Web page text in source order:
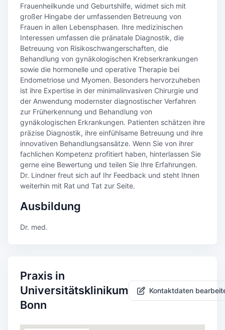
Frauenheilkunde und Geburtshilfe, widmet sich mit
großer Hingabe der umfassenden Betreuung von
Frauen in allen Lebensphasen. Ihre medizinischen
Interessen umfassen die pränatale Diagnostik, die
Betreuung von Risikoschwangerschaften, die
Behandlung von gynäkologischen Krebserkrankungen
sowie die hormonelle und operative Therapie bei
Endometriose und Myomen. Besonders hervorzuheben
ist ihre Expertise in der minimalinvasiven Chirurgie und
der Anwendung modernster diagnostischer Verfahren
zur Früherkennung und Behandlung von
gynäkologischen Erkrankungen. Patienten schätzen ihre
präzise Diagnostik, ihre einfühlsame Betreuung und ihre
innovativen Behandlungsansätze. Wenn Sie von ihrer
fachlichen Kompetenz profitiert haben, hinterlassen Sie
gerne eine Bewertung und teilen Sie Ihre Erfahrungen.
Dr. Lindner freut sich auf Ihr Feedback und steht Ihnen
weiterhin mit Rat und Tat zur Seite.
Ausbildung
Dr. med.
Praxis in
Universitätsklinikum
Bonn
Kontaktdaten